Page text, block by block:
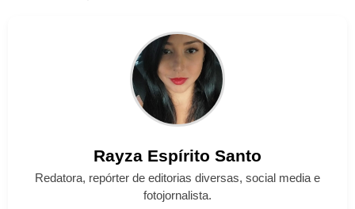
Rayza Espírito Santo
Redatora, repórter de editorias diversas, social media e
fotojornalista.